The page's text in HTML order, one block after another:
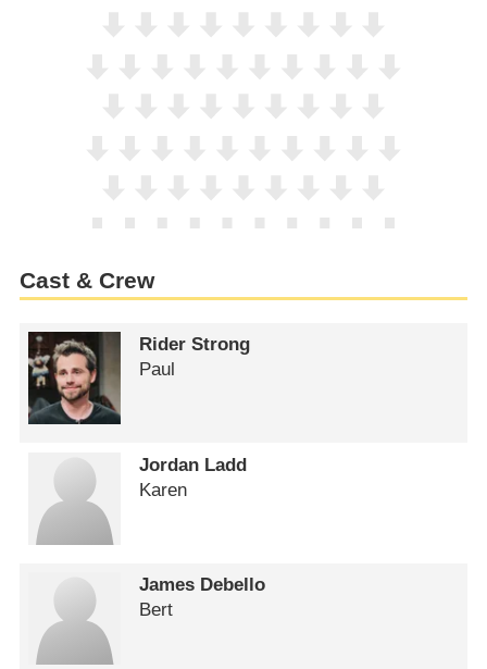
Cast & Crew
Rider Strong
Paul
Jordan Ladd
Karen
James Debello
Bert